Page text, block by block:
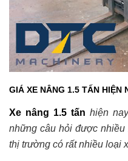
GIÁ XE NÂNG 1.5 TẤN HIỆN
Xe nâng 1.5 tấn hiện
những câu hỏi được
thị trường có rất nhiều loại